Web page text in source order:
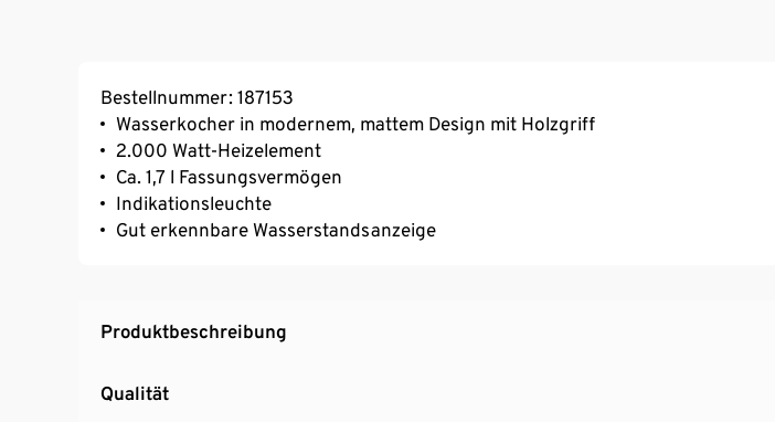
Bestellnummer: 187153
Wasserkocher in modernem, mattem Design mit Holzgriff
2.000 Watt-Heizelement
Ca. 1,7 l Fassungsvermögen
Indikationsleuchte
Gut erkennbare Wasserstandsanzeige
Produktbeschreibung
Qualität